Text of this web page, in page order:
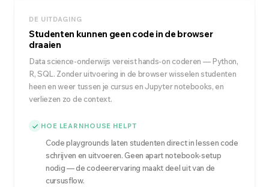
DE UITDAGING
Studenten kunnen geen code in de browser
draaien
Data science-onderwijs vereist hands-on coderen — Python,
R, SQL. Zonder uitvoering in de browser wisselen studenten
heen en weer tussen je cursus en Jupyter notebooks, en
verliezen zo de context.
HOE LEARNHOUSE HELPT
Code playgrounds laten studenten direct in lessen code
schrijven en uitvoeren. Geen apart notebook-setup
nodig — de codeerervaring maakt deel uit van de
cursusflow.